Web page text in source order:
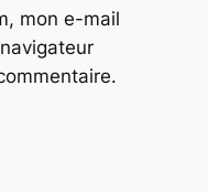
mon e-mail